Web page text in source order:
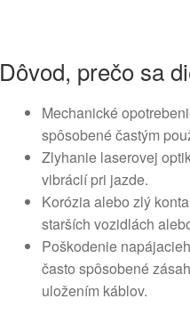
Dôvod, prečo sa
Mechanické
spôsobené častým
Zlyhanie laserovej
vibrácií pri jazde.
Korózia alebo zlý
starších vozidlách
Poškodenie
často spôsobené
uložením káblov.